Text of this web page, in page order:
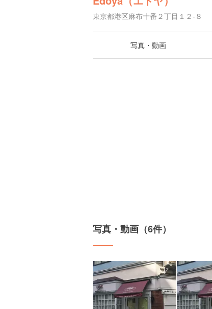
東京都港区麻布十番２丁目１２-８
写真・動画
写真・動画（6件）